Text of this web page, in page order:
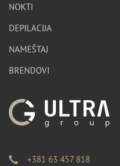
NOKTI
DEPILACIJA
NAMEŠTAJ
BRENDOVI
+381 63 457 818